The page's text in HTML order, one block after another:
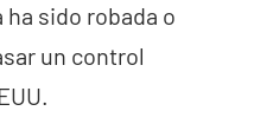
sido robada o
un control